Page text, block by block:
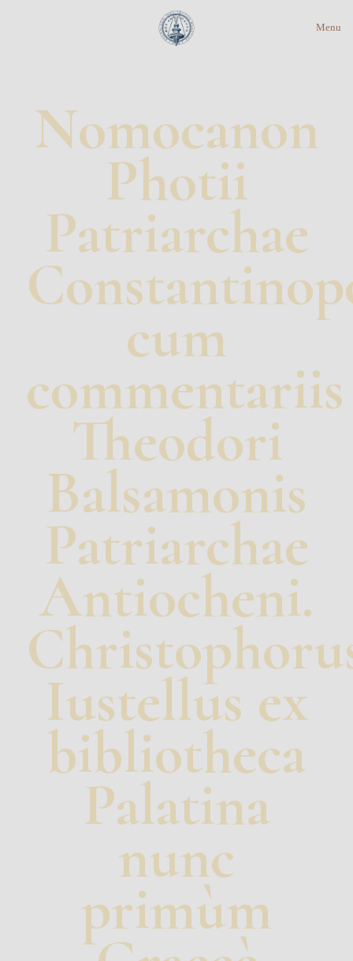
Menu
Nomocanon
Photii
Patriarchae
cum
commentariis
Theodori
Balsamonis
Patriarchae
Antiocheni.
Iustellus ex
bibliotheca
Palatina
nunc
primùm